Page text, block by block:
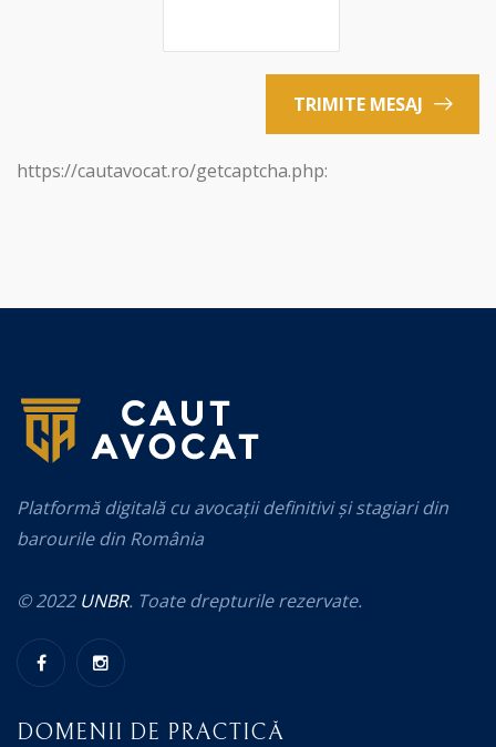
TRIMITE MESAJ
https://cautavocat.ro/getcaptcha.php:
Platformă digitală cu avocații definitivi și stagiari din
barourile din România
© 2022 UNBR. Toate drepturile rezervate.
DOMENII DE PRACTICĂ